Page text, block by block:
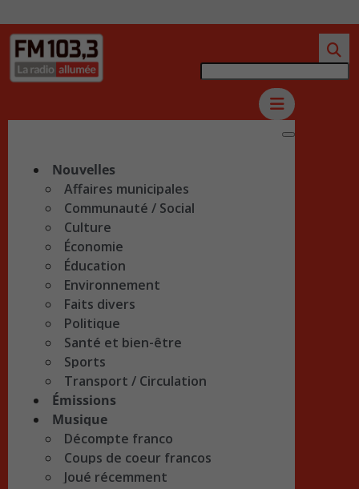
Nouvelles
Affaires municipales
Communauté / Social
Culture
Économie
Éducation
Environnement
Faits divers
Politique
Santé et bien-être
Sports
Transport / Circulation
Émissions
Musique
Décompte franco
Coups de coeur francos
Joué récemment